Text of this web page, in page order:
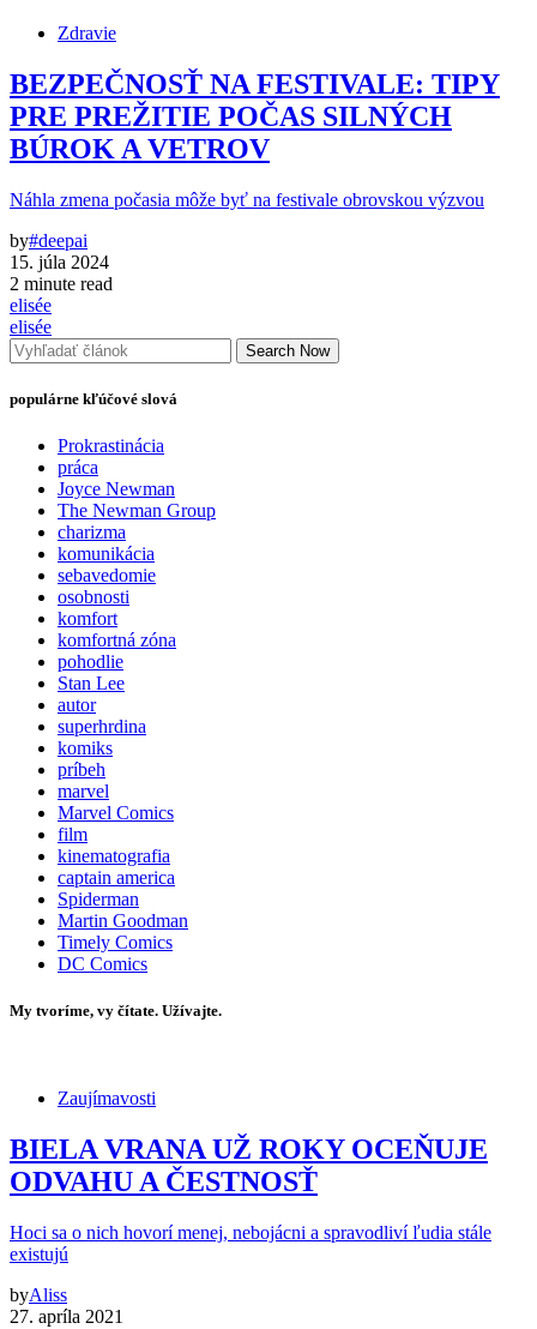
Zdravie
BEZPEČNOSŤ NA FESTIVALE: TIPY
PRE PREŽITIE POČAS SILNÝCH
BÚROK A VETROV
Náhla zmena počasia môže byť na festivale obrovskou výzvou
by#deepai
15. júla 2024
2 minute read
elisée
elisée
Search Now
populárne kľúčové slová
Prokrastinácia
práca
Joyce Newman
The Newman Group
charizma
komunikácia
sebavedomie
osobnosti
komfort
komfortná zóna
pohodlie
Stan Lee
autor
superhrdina
komiks
príbeh
marvel
Marvel Comics
film
kinematografia
captain america
Spiderman
Martin Goodman
Timely Comics
DC Comics
My tvoríme, vy čítate. Užívajte.
Zaujímavosti
BIELA VRANA UŽ ROKY OCEŇUJE
ODVAHU A ČESTNOSŤ
Hoci sa o nich hovorí menej, nebojácni a spravodliví ľudia stále
existujú
byAliss
27. apríla 2021